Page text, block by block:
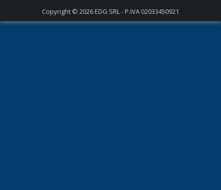
Copyright © 2026EDG SRL - P.IVA 02033450921